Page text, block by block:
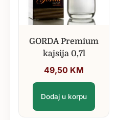
GORDA Premium
kajsija 0,7l
49,50 KM
Dodaj u korpu